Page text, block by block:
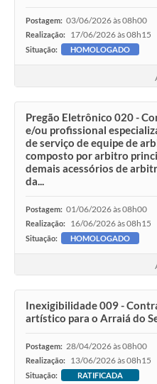
Postagem: 03/06/2026 às 08h00
Realização: 17/06/2026 às 08h15
Situação: HOMOLOGADO
Pregão Eletrônico 020 -
e/ou profissional
de serviço de equipe de
composto por arbitro
demais acessórios de
da...
Postagem: 01/06/2026 às 08h00
Realização: 16/06/2026 às 08h15
Situação: HOMOLOGADO
Inexigibilidade 009 -
artístico para o Arraiá do
Postagem: 28/04/2026 às 08h00
Realização: 13/06/2026 às 08h15
Situação: RATIFICADA